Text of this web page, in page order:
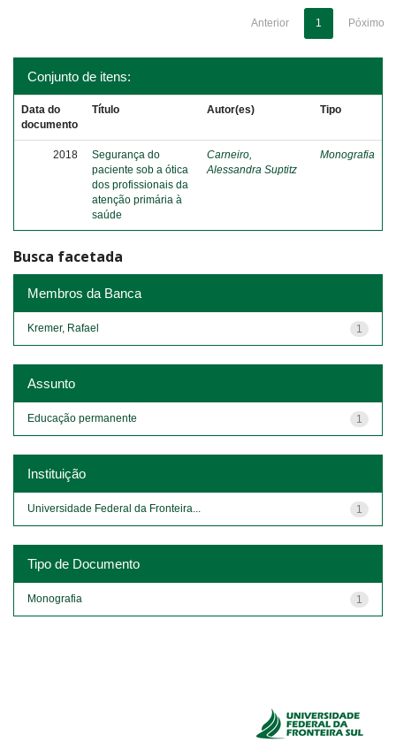
Anterior 1 Póximo
Conjunto de itens:
Data do
documento
Título Autor(es) Tipo
2018
Segurança do
paciente sob a ótica
dos profissionais da
atenção primária à
saúde
Carneiro,
Alessandra Suptitz
Monografia
Busca facetada
Membros da Banca
1
Kremer, Rafael
Assunto
1
Educação permanente
Instituição
1
Universidade Federal da Fronteira...
Tipo de Documento
1
Monografia